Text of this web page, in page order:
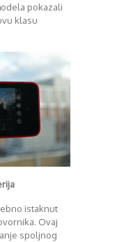
pokazali
klasu
istaknut
Ovaj
spoljnog